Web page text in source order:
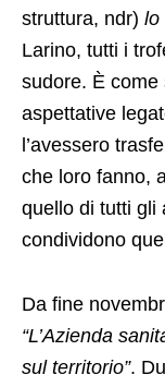
struttura, ndr) lo
Larino, tutti i
sudore. È
aspettative
l’avessero
che loro fanno,
quello di tutti gli
condividono
Da fine
“L’Azienda
sul territorio”.